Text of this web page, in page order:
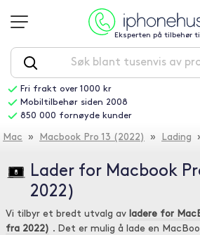
Eksperten på tilbehør
Fri frakt over 1000 kr
Mobiltilbehør siden 2008
850 000 fornøyde kunder
Mac » Macbook Pro 13 (2022) » Lading
Lader for Macbook
2022)
Vi tilbyr et bredt utvalg av ladere for
fra 2022) . Det er mulig å lade en